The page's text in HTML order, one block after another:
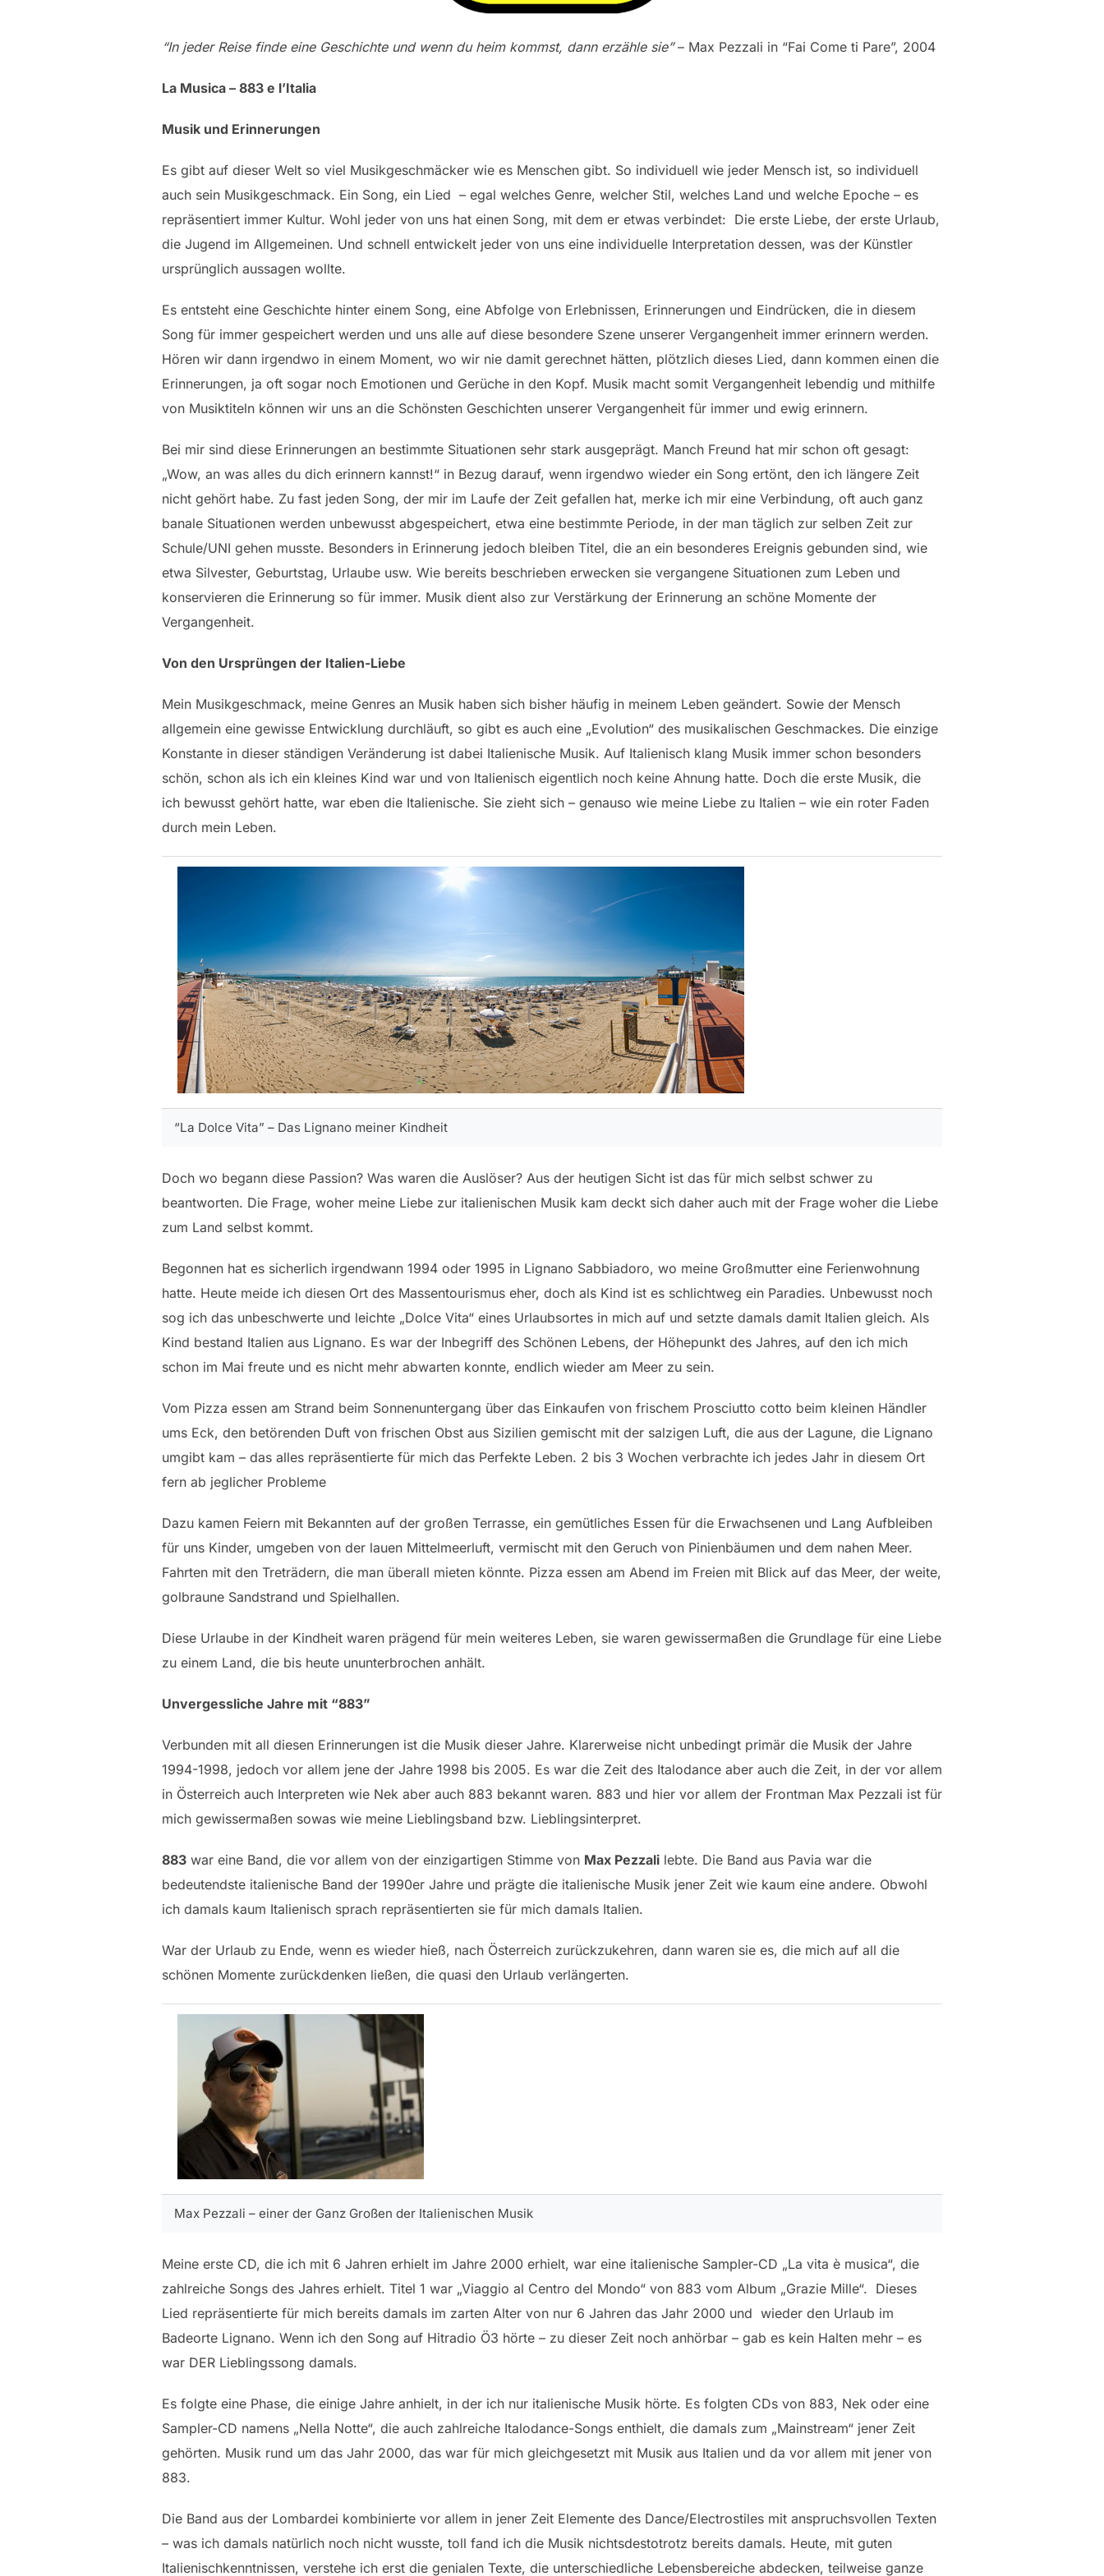
“In jeder Reise finde eine Geschichte und wenn du heim kommst, dann erzähle sie”– Max Pezzali in “Fai Come ti Pare”, 2004
La Musica – 883 e l’Italia
Musik und Erinnerungen
Es gibt auf dieser Welt so viel Musikgeschmäcker wie es Menschen gibt. So individuell wie jeder Mensch ist, so individuell
auch sein Musikgeschmack. Ein Song, ein Lied – egal welches Genre, welcher Stil, welches Land und welche Epoche – es
repräsentiert immer Kultur. Wohl jeder von uns hat einen Song, mit dem er etwas verbindet: Die erste Liebe, der erste Urlaub,
die Jugend im Allgemeinen. Und schnell entwickelt jeder von uns eine individuelle Interpretation dessen, was der Künstler
ursprünglich aussagen wollte.
Es entsteht eine Geschichte hinter einem Song, eine Abfolge von Erlebnissen, Erinnerungen und Eindrücken, die in diesem
Song für immer gespeichert werden und uns alle auf diese besondere Szene unserer Vergangenheit immer erinnern werden.
Hören wir dann irgendwo in einem Moment, wo wir nie damit gerechnet hätten, plötzlich dieses Lied, dann kommen einen die
Erinnerungen, ja oft sogar noch Emotionen und Gerüche in den Kopf. Musik macht somit Vergangenheit lebendig und mithilfe
von Musiktiteln können wir uns an die Schönsten Geschichten unserer Vergangenheit für immer und ewig erinnern.
Bei mir sind diese Erinnerungen an bestimmte Situationen sehr stark ausgeprägt. Manch Freund hat mir schon oft gesagt:
„Wow, an was alles du dich erinnern kannst!“ in Bezug darauf, wenn irgendwo wieder ein Song ertönt, den ich längere Zeit
nicht gehört habe. Zu fast jeden Song, der mir im Laufe der Zeit gefallen hat, merke ich mir eine Verbindung, oft auch ganz
banale Situationen werden unbewusst abgespeichert, etwa eine bestimmte Periode, in der man täglich zur selben Zeit zur
Schule/UNI gehen musste. Besonders in Erinnerung jedoch bleiben Titel, die an ein besonderes Ereignis gebunden sind, wie
etwa Silvester, Geburtstag, Urlaube usw. Wie bereits beschrieben erwecken sie vergangene Situationen zum Leben und
konservieren die Erinnerung so für immer. Musik dient also zur Verstärkung der Erinnerung an schöne Momente der
Vergangenheit.
Von den Ursprüngen der Italien-Liebe
Mein Musikgeschmack, meine Genres an Musik haben sich bisher häufig in meinem Leben geändert. Sowie der Mensch
allgemein eine gewisse Entwicklung durchläuft, so gibt es auch eine „Evolution“ des musikalischen Geschmackes. Die einzige
Konstante in dieser ständigen Veränderung ist dabei Italienische Musik. Auf Italienisch klang Musik immer schon besonders
schön, schon als ich ein kleines Kind war und von Italienisch eigentlich noch keine Ahnung hatte. Doch die erste Musik, die
ich bewusst gehört hatte, war eben die Italienische. Sie zieht sich – genauso wie meine Liebe zu Italien – wie ein roter Faden
durch mein Leben.
“La Dolce Vita” – Das Lignano meiner Kindheit
Doch wo begann diese Passion? Was waren die Auslöser? Aus der heutigen Sicht ist das für mich selbst schwer zu
beantworten. Die Frage, woher meine Liebe zur italienischen Musik kam deckt sich daher auch mit der Frage woher die Liebe
zum Land selbst kommt.
Begonnen hat es sicherlich irgendwann 1994 oder 1995 in Lignano Sabbiadoro, wo meine Großmutter eine Ferienwohnung
hatte. Heute meide ich diesen Ort des Massentourismus eher, doch als Kind ist es schlichtweg ein Paradies. Unbewusst noch
sog ich das unbeschwerte und leichte „Dolce Vita“ eines Urlaubsortes in mich auf und setzte damals damit Italien gleich. Als
Kind bestand Italien aus Lignano. Es war der Inbegriff des Schönen Lebens, der Höhepunkt des Jahres, auf den ich mich
schon im Mai freute und es nicht mehr abwarten konnte, endlich wieder am Meer zu sein.
Vom Pizza essen am Strand beim Sonnenuntergang über das Einkaufen von frischem Prosciutto cotto beim kleinen Händler
ums Eck, den betörenden Duft von frischen Obst aus Sizilien gemischt mit der salzigen Luft, die aus der Lagune, die Lignano
umgibt kam – das alles repräsentierte für mich das Perfekte Leben. 2 bis 3 Wochen verbrachte ich jedes Jahr in diesem Ort
fern ab jeglicher Probleme
Dazu kamen Feiern mit Bekannten auf der großen Terrasse, ein gemütliches Essen für die Erwachsenen und Lang Aufbleiben
für uns Kinder, umgeben von der lauen Mittelmeerluft, vermischt mit den Geruch von Pinienbäumen und dem nahen Meer.
Fahrten mit den Treträdern, die man überall mieten könnte. Pizza essen am Abend im Freien mit Blick auf das Meer, der weite,
golbraune Sandstrand und Spielhallen.
Diese Urlaube in der Kindheit waren prägend für mein weiteres Leben, sie waren gewissermaßen die Grundlage für eine Liebe
zu einem Land, die bis heute ununterbrochen anhält.
Unvergessliche Jahre mit “883”
Verbunden mit all diesen Erinnerungen ist die Musik dieser Jahre. Klarerweise nicht unbedingt primär die Musik der Jahre
1994-1998, jedoch vor allem jene der Jahre 1998 bis 2005. Es war die Zeit des Italodance aber auch die Zeit, in der vor allem
in Österreich auch Interpreten wie Nek aber auch 883 bekannt waren. 883 und hier vor allem der Frontman Max Pezzali ist für
mich gewissermaßen sowas wie meine Lieblingsband bzw. Lieblingsinterpret.
883 war eine Band, die vor allem von der einzigartigen Stimme von Max Pezzali lebte. Die Band aus Pavia war die
bedeutendste italienische Band der 1990er Jahre und prägte die italienische Musik jener Zeit wie kaum eine andere. Obwohl
ich damals kaum Italienisch sprach repräsentierten sie für mich damals Italien.
War der Urlaub zu Ende, wenn es wieder hieß, nach Österreich zurückzukehren, dann waren sie es, die mich auf all die
schönen Momente zurückdenken ließen, die quasi den Urlaub verlängerten.
Max Pezzali – einer der Ganz Großen der Italienischen Musik
Meine erste CD, die ich mit 6 Jahren erhielt im Jahre 2000 erhielt, war eine italienische Sampler-CD „La vita è musica“, die
zahlreiche Songs des Jahres erhielt. Titel 1 war „Viaggio al Centro del Mondo“ von 883 vom Album „Grazie Mille“. Dieses
Lied repräsentierte für mich bereits damals im zarten Alter von nur 6 Jahren das Jahr 2000 und wieder den Urlaub im
Badeorte Lignano. Wenn ich den Song auf Hitradio Ö3 hörte – zu dieser Zeit noch anhörbar – gab es kein Halten mehr – es
war DER Lieblingssong damals.
Es folgte eine Phase, die einige Jahre anhielt, in der ich nur italienische Musik hörte. Es folgten CDs von 883, Nek oder eine
Sampler-CD namens „Nella Notte“, die auch zahlreiche Italodance-Songs enthielt, die damals zum „Mainstream“ jener Zeit
gehörten. Musik rund um das Jahr 2000, das war für mich gleichgesetzt mit Musik aus Italien und da vor allem mit jener von
883.
Die Band aus der Lombardei kombinierte vor allem in jener Zeit Elemente des Dance/Electrostiles mit anspruchsvollen Texten
– was ich damals natürlich noch nicht wusste, toll fand ich die Musik nichtsdestotrotz bereits damals. Heute, mit guten
Italienischkenntnissen, verstehe ich erst die genialen Texte, die unterschiedliche Lebensbereiche abdecken, teilweise ganze